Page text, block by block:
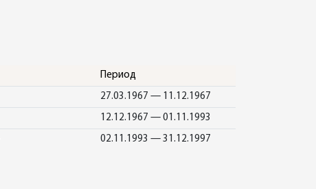
Период
27.03.1967 — 11.12.1967
12.12.1967 — 01.11.1993
02.11.1993 — 31.12.1997